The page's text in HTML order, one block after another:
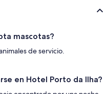
mascotas?
de servicio.
en Hotel Porto da Ilha?